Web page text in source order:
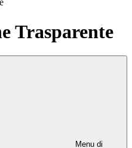
Trasparente
Menu di